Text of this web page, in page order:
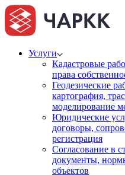
Услуги
Кадастровые
права
Геодезические
картография,
моделирование
Юридические
договоры,
регистрация
Согласование в
документы,
объектов